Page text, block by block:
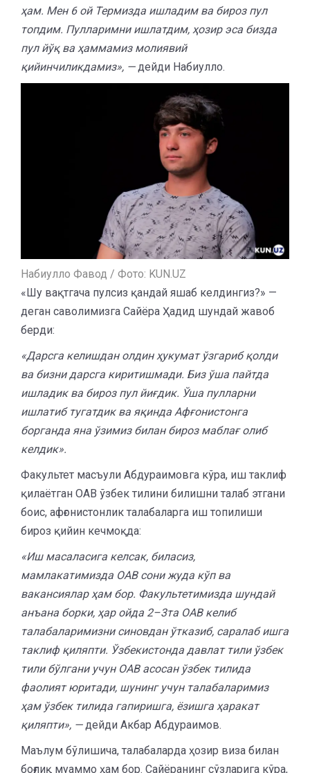
ҳам. Мен 6 ой Термизда ишладим ва бироз пул
топдим. Пулларимни ишлатдим, ҳозир эса бизда
пул йўқ ва ҳаммамиз молиявий
қийинчиликдамиз», —дейди Набиулло.
Набиулло Фавод / Фото: KUN.UZ
«Шу вақтгача пулсиз қандай яшаб келдингиз?» —
деган саволимизга Сайёра Ҳадид шундай жавоб
берди:
«Дарсга келишдан олдин ҳукумат ўзгариб қолди
ва бизни дарсга киритишмади. Биз ўша пайтда
ишладик ва бироз пул йиғдик. Ўша пулларни
ишлатиб тугатдик ва яқинда Афғонистонга
борганда яна ўзимиз билан бироз маблағ олиб
келдик».
Факультет масъули Абдураимовга кўра, иш таклиф
қилаётган ОАВ ўзбек тилини билишни талаб этгани
боис, афғонистонлик талабаларга иш топилиши
бироз қийин кечмоқда:
«Иш масаласига келсак, биласиз,
мамлакатимизда ОАВ сони жуда кўп ва
вакансиялар ҳам бор. Факультетимизда шундай
анъана борки, ҳар ойда 2–3та ОАВ келиб
талабаларимизни синовдан ўтказиб, саралаб ишга
таклиф қиляпти. Ўзбекистонда давлат тили ўзбек
тили бўлгани учун ОАВ асосан ўзбек тилида
фаолият юритади, шунинг учун талабаларимиз
ҳам ўзбек тилида гапиришга, ёзишга ҳаракат
қиляпти», —дейди Акбар Абдураимов.
Маълум бўлишича, талабаларда ҳозир виза билан
боғлиқ муаммо ҳам бор. Сайёранинг сўзларига кўра,